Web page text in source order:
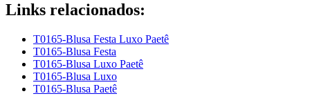
Links relacionados:
T0165-Blusa Festa Luxo Paetê
T0165-Blusa Festa
T0165-Blusa Luxo Paetê
T0165-Blusa Luxo
T0165-Blusa Paetê